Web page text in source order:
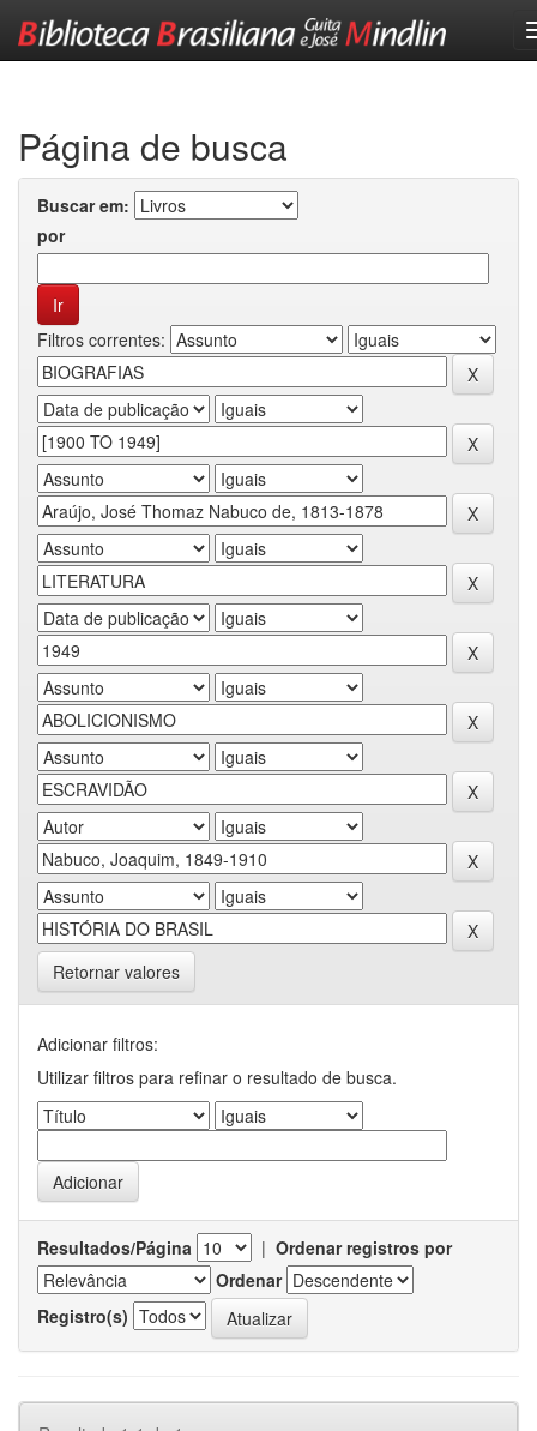
Página de busca
Buscar em:
por
Filtros correntes:
Retornar valores
Adicionar filtros:
Utilizar filtros para refinar o resultado de busca.
Resultados/Página | Ordenar registros por
Ordenar
Registro(s)